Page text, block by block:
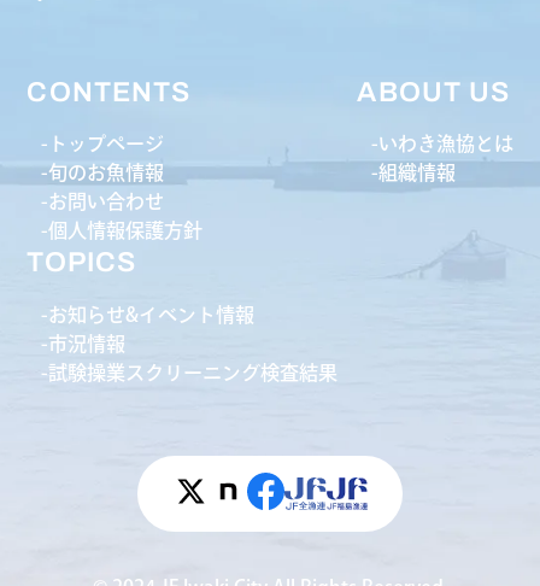
CONTENTS
トップページ
旬のお魚情報
お問い合わせ
個人情報保護方針
ABOUT US
いわき漁協とは
組織情報
TOPICS
お知らせ&イベント情報
市況情報
試験操業スクリーニング検査結果